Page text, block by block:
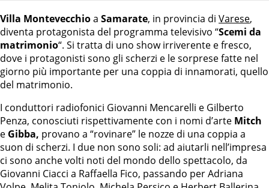
Villa Montevecchioa Samarate, in provincia di Varese,
diventa protagonista del programma televisivo “Scemi da
matrimonio“. Si tratta di uno show irriverente e fresco,
dove i protagonisti sono gli scherzi e le sorprese fatte nel
giorno più importante per una coppia di innamorati, quello
del matrimonio.
I conduttori radiofonici Giovanni Mencarelli e Gilberto
Penza, conosciuti rispettivamente con i nomi d’arte Mitch
e Gibba, provano a “rovinare” le nozze di una coppia a
suon di scherzi. I due non sono soli: ad aiutarli nell’impresa
ci sono anche volti noti del mondo dello spettacolo, da
Giovanni Ciacci a Raffaella Fico, passando per Adriana